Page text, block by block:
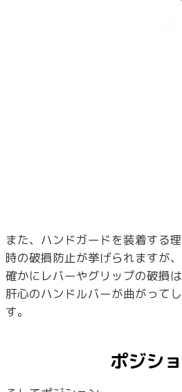
また、ハンドガードを装着する
時の破損防止が挙げられますが、
確かにレバーやグリップの破損は
肝心のハンドルバーが曲がって
す。
ポジシ